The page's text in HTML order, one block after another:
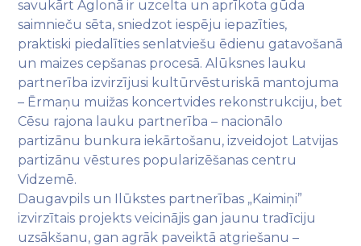
savukārt Aglonā ir uzcelta un aprīkota gūda
saimnieču sēta, sniedzot iespēju iepazīties,
praktiski piedalīties senlatviešu ēdienu gatavošanā
un maizes cepšanas procesā. Alūksnes lauku
partnerība izvirzījusi kultūrvēsturiskā mantojuma
– Ērmaņu muižas koncertvides rekonstrukciju, bet
Cēsu rajona lauku partnerība – nacionālo
partizānu bunkura iekārtošanu, izveidojot Latvijas
partizānu vēstures popularizēšanas centru
Vidzemē.
Daugavpils un Ilūkstes partnerības „Kaimiņi”
izvirzītais projekts veicinājis gan jaunu tradīciju
uzsākšanu, gan agrāk paveiktā atgriešanu –